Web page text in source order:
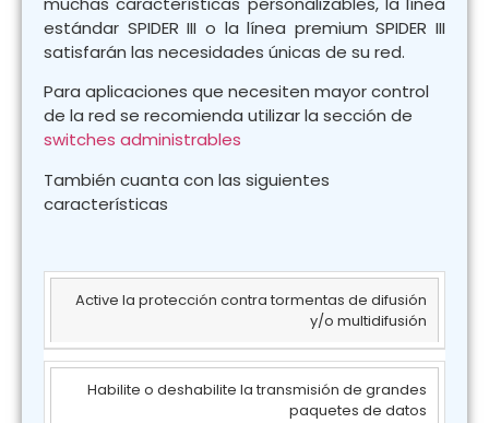
estándar SPIDER III o la línea premium SPIDER III
satisfarán las necesidades únicas de su red.
Para aplicaciones que necesiten mayor control
de la red se recomienda utilizar la sección de
switches administrables
También cuanta con las siguientes
características
Active la protección contra tormentas de difusión
y/o multidifusión
Habilite o deshabilite la transmisión de grandes
paquetes de datos